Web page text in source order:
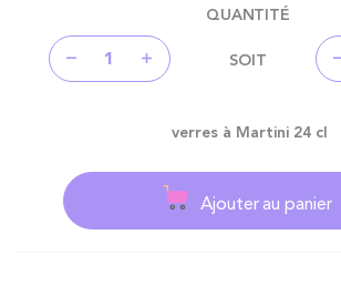
QUANTITÉ
SOIT
verres à Martini 24 cl
Ajouter au panier